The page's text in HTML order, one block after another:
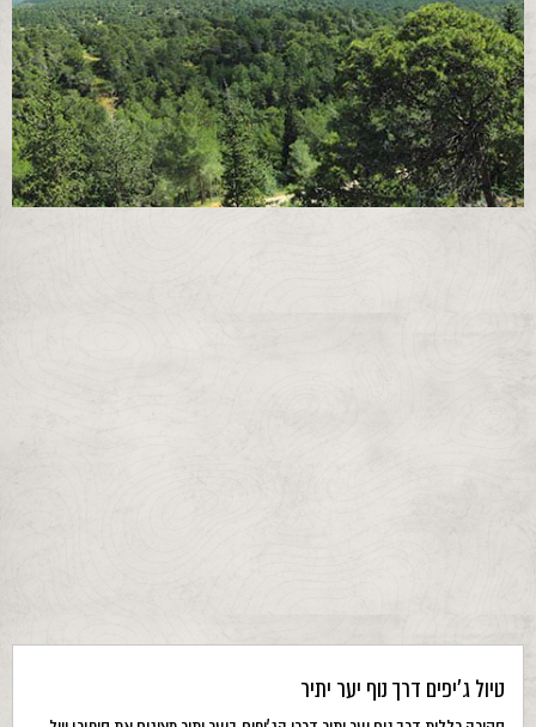
טיול ג’יפים דרך נוף יער יתיר